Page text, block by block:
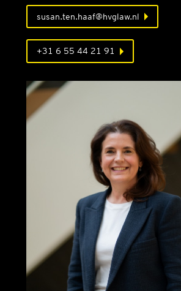
susan.ten.haaf@hvglaw.nl
+31 6 55 44 21 91